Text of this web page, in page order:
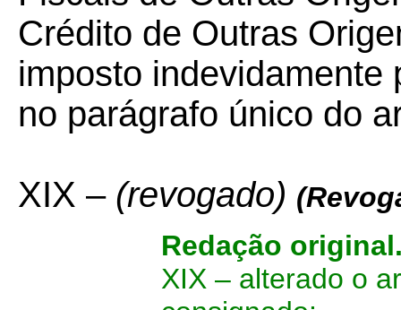
Crédito de Outras
imposto indevidamente
no parágrafo único do
XIX – (revogado)
Redação
XIX – alterado o